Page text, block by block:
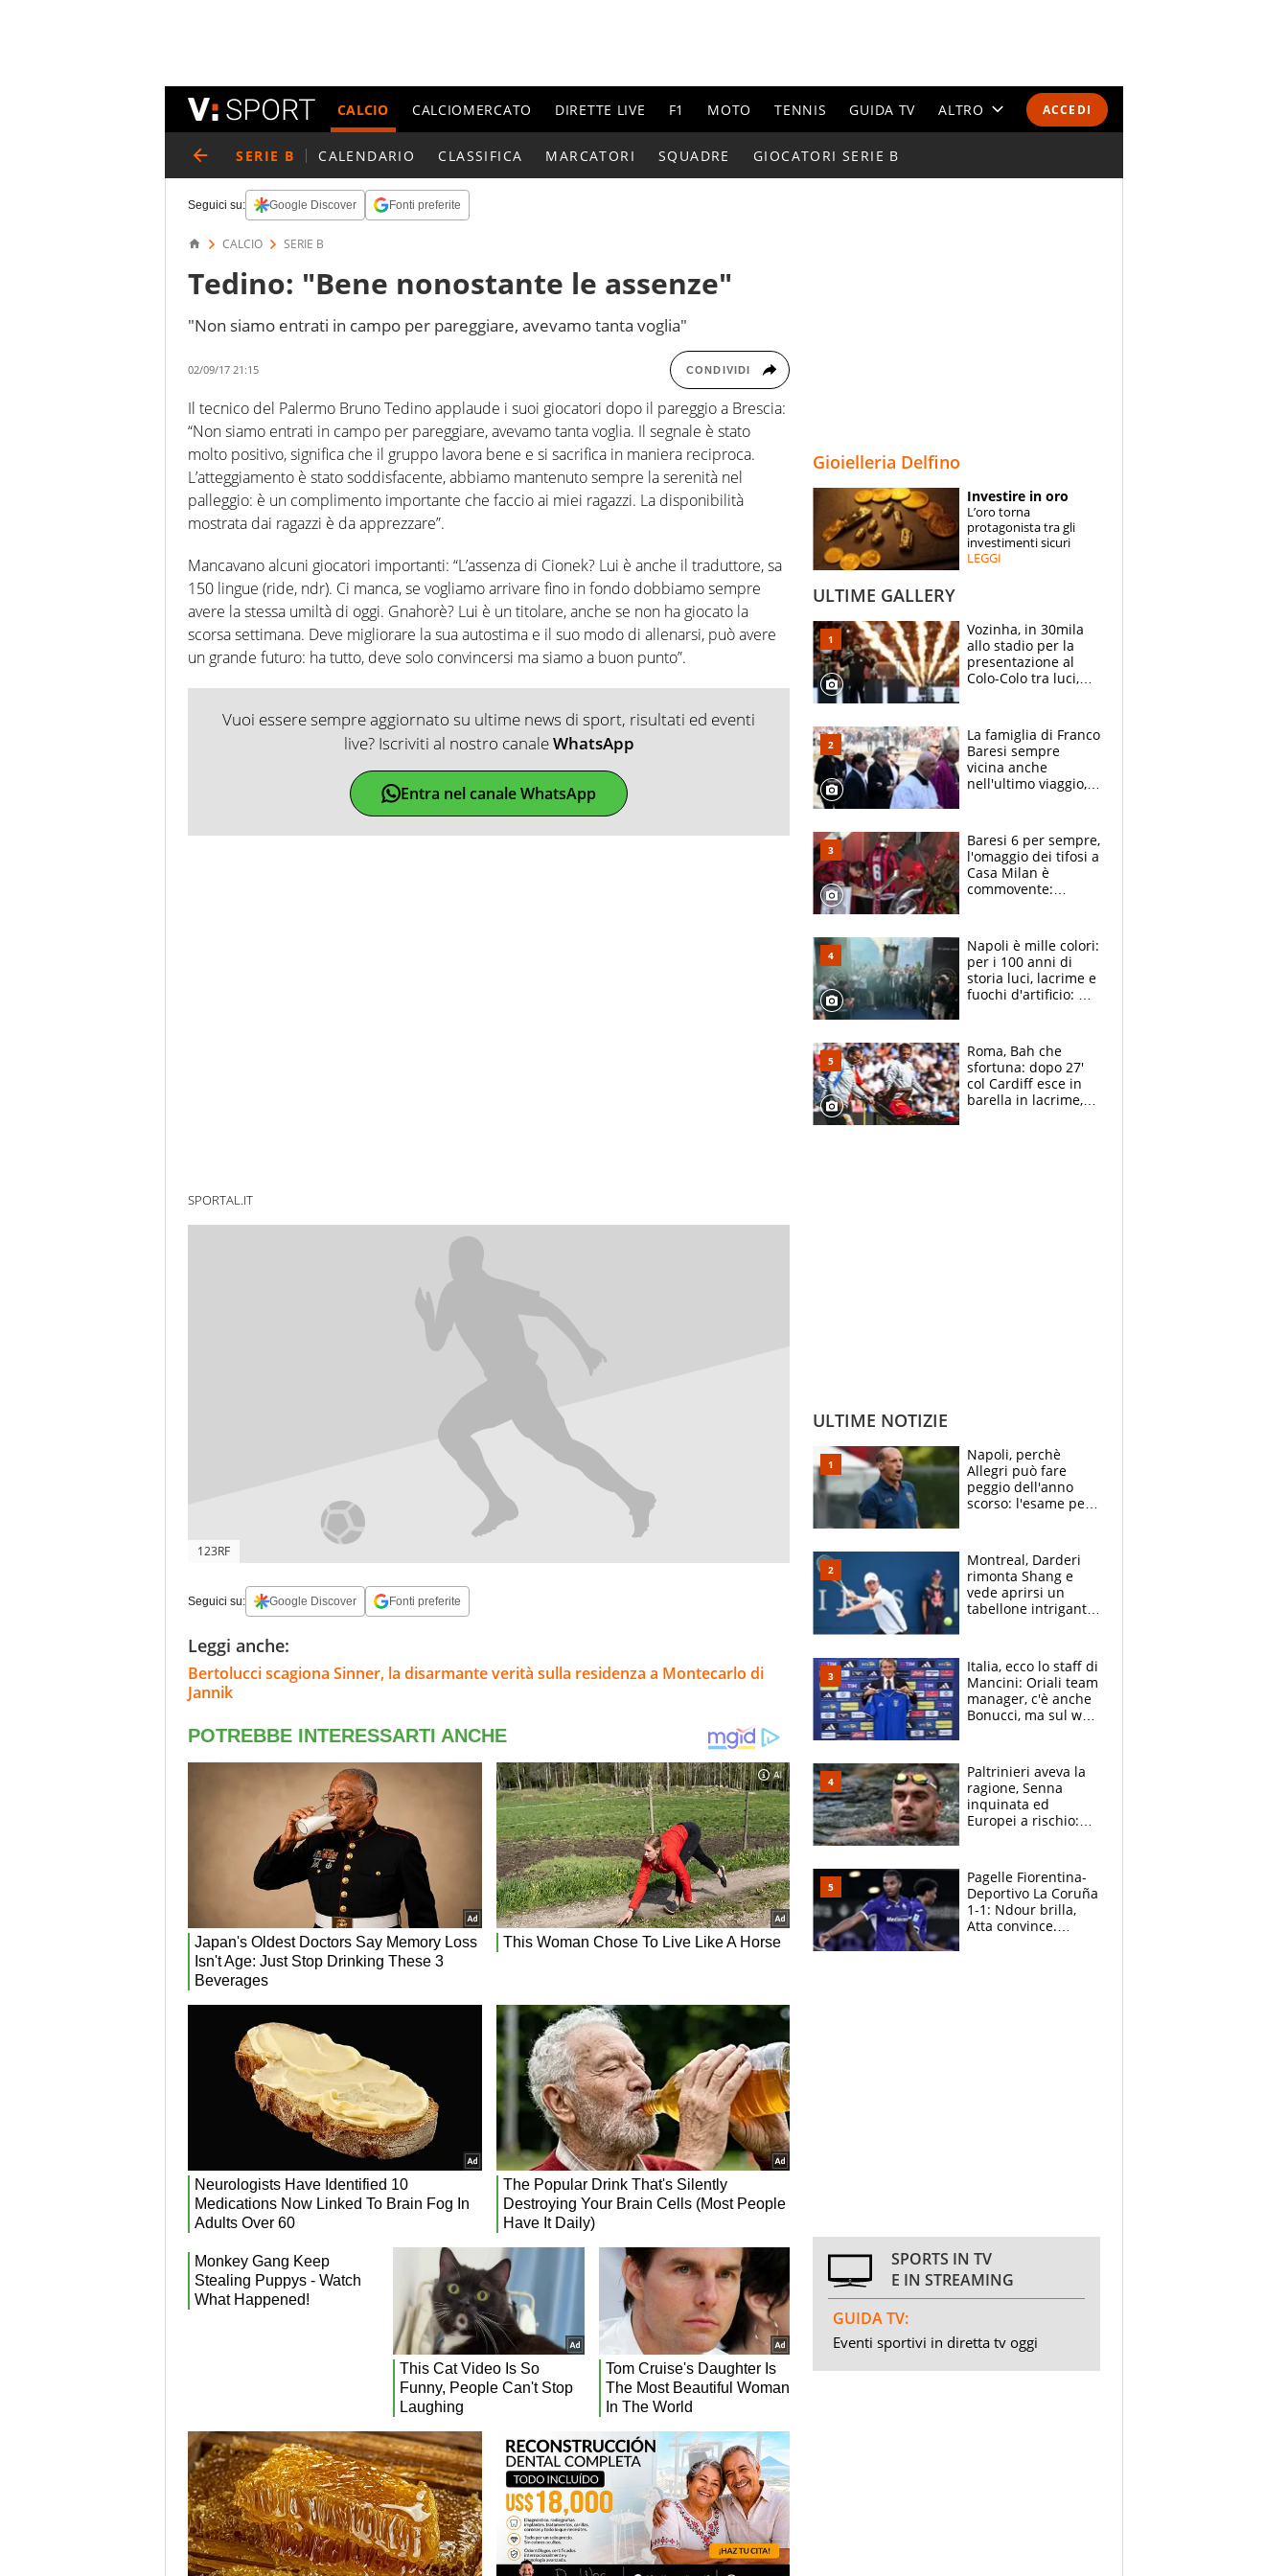
ACCEDI
CALCIO CALCIOMERCATO DIRETTE LIVE F1 MOTO TENNIS GUIDA TV ALTRO
ESPERTI
CONTATTI
SERIE B CALENDARIO CLASSIFICA MARCATORI SQUADRE GIOCATORI SERIE B
Seguici su: Google Discover Fonti preferite
CALCIO SERIE B
Tedino: "Bene nonostante le assenze"
"Non siamo entrati in campo per pareggiare, avevamo tanta voglia"
02/09/17 21:15 CONDIVIDI
Il tecnico del Palermo Bruno Tedino applaude i suoi giocatori dopo il pareggio a Brescia:
“Non siamo entrati in campo per pareggiare, avevamo tanta voglia. Il segnale è stato
molto positivo, significa che il gruppo lavora bene e si sacrifica in maniera reciproca.
L’atteggiamento è stato soddisfacente, abbiamo mantenuto sempre la serenità nel
palleggio: è un complimento importante che faccio ai miei ragazzi. La disponibilità
mostrata dai ragazzi è da apprezzare”.
Mancavano alcuni giocatori importanti: “L’assenza di Cionek? Lui è anche il traduttore, sa
150 lingue (ride, ndr). Ci manca, se vogliamo arrivare fino in fondo dobbiamo sempre
avere la stessa umiltà di oggi. Gnahorè? Lui è un titolare, anche se non ha giocato la
scorsa settimana. Deve migliorare la sua autostima e il suo modo di allenarsi, può avere
un grande futuro: ha tutto, deve solo convincersi ma siamo a buon punto”.
Vuoi essere sempre aggiornato su ultime news di sport, risultati ed eventi
live? Iscriviti al nostro canaleWhatsApp
Entra nel canale WhatsApp
SPORTAL.IT
123RF
Seguici su: Google Discover Fonti preferite
Leggi anche:
Bertolucci scagiona Sinner, la disarmante verità sulla residenza a Montecarlo di
Jannik
Gioielleria Delfino
Investire in oro
L’oro torna
protagonista tra gli
investimenti sicuri
LEGGI
ULTIME GALLERY
Vozinha, in 30mila
allo stadio per la
presentazione al
Colo-Colo tra luci,
La famiglia di Franco
Baresi sempre
vicina anche
nell'ultimo viaggio,
circondati
dall'affetto dei tifosi
Baresi 6 per sempre,
l'omaggio dei tifosi a
Casa Milan è
commovente:
bigliettini
Napoli è mille colori:
per i 100 anni di
storia luci, lacrime e
fuochi d'artificio: De
Roma, Bah che
sfortuna: dopo 27'
col Cardiff esce in
barella in lacrime,
ULTIME NOTIZIE
Napoli, perchè
Allegri può fare
peggio dell'anno
scorso: l'esame per
Monopoly
Montreal, Darderi
rimonta Shang e
vede aprirsi un
tabellone intrigante:
felice del mio livello"
Italia, ecco lo staff di
Mancini: Oriali team
manager, c'è anche
Bonucci, ma sul web
Paltrinieri aveva la
ragione, Senna
inquinata ed
Europei a rischio:
adesso
Pagelle Fiorentina-
Deportivo La Coruña
1-1: Ndour brilla,
Atta convince.
SPORTS IN TV
E IN STREAMING
GUIDA TV:
Eventi sportivi in diretta tv oggi